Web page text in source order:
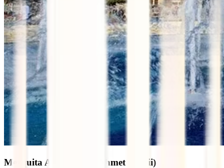
Mezquita Azul (Sultan Ahmet Camii)